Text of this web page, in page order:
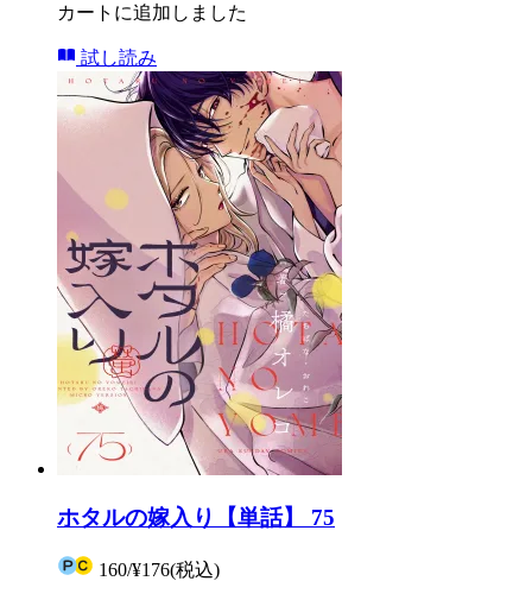
カートに追加しました
試し読み
ホタルの嫁入り【単話】 75
160/¥176(税込)